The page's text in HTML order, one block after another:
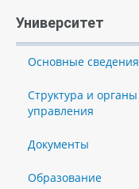
Университет
Основные сведения
Структура и органы
управления
Документы
Образование